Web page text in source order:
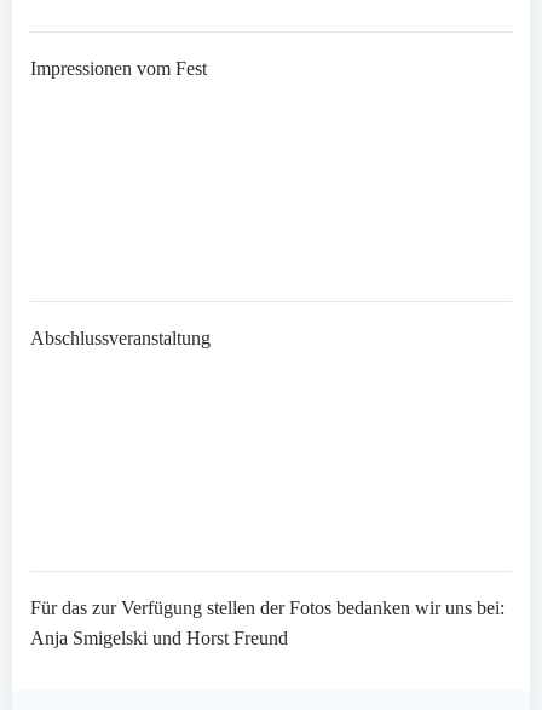
Impressionen vom Fest
Abschlussveranstaltung
Für das zur Verfügung stellen der Fotos bedanken wir uns bei:
Anja Smigelski und Horst Freund